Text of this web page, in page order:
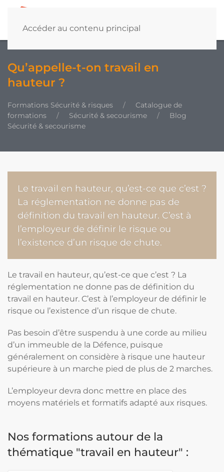
Accéder au contenu principal
Qu’appelle-t-on travail en
hauteur ?
Formations Sécurité & risques
Catalogue de
formations
Sécurité & secourisme
Blog
Sécurité & secourisme
Le travail en hauteur, qu’est-ce que c’est ?
La réglementation ne donne pas de
définition du travail en hauteur. C’est à
l’employeur de définir le risque ou
l’existence d’un risque de chute.
Le travail en hauteur, qu’est-ce que c’est ? La
réglementation ne donne pas de définition du
travail en hauteur. C’est à l’employeur de définir le
risque ou l’existence d’un risque de chute.
Pas besoin d’être suspendu à une corde au milieu
d’un immeuble de la Défence, puisque
généralement on considère à risque une hauteur
supérieure à un marche pied de plus de 2 marches.
L’employeur devra donc mettre en place des
moyens matériels et formatifs adapté aux risques.
Nos formations autour de la
thématique "travail en hauteur" :